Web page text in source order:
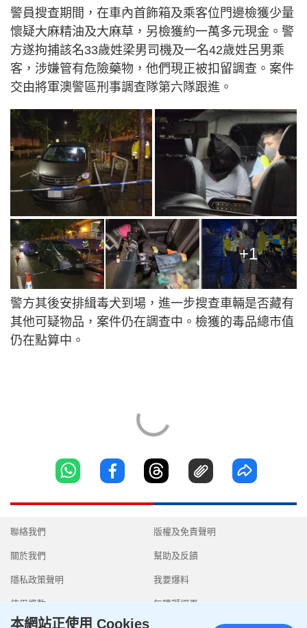
警員搜查期間，在車內首飾箱及乘客位門邊檢獲少量
懷疑大麻精油及大麻草，另檢獲約一萬多元現金。警
方遂拘捕該名33歲姓梁男司機及一名42歲姓呂男乘
客，涉嫌管有危險藥物，他們現正被扣留調查。案件
交由將軍澳警區刑事調查隊第六隊跟進。
+1
警方其後安排緝毒犬到場，進一步搜查車輛是否藏有
其他可疑物品，案件仍在調查中。檢獲的毒品總市值
仍在點算中。
聯絡我們
關於我們
隱私政策聲明
使用條款
版權及免責聲明
幫助及反饋
我要爆料
無障礙網頁
本網站正使用 Cookies